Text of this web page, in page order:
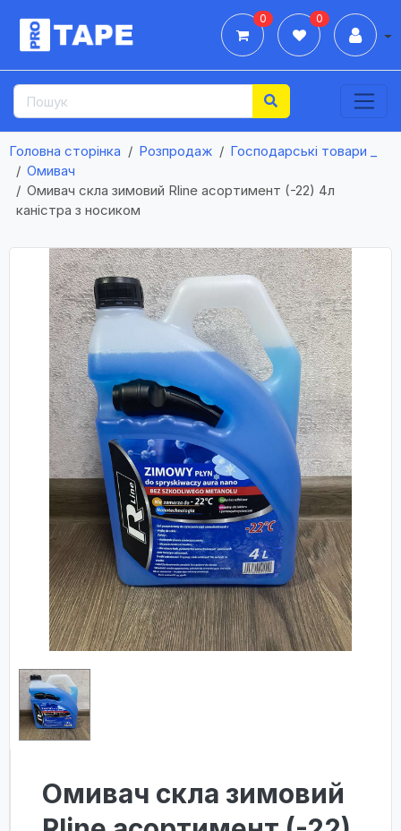
0 0
Головна сторінка Розпродаж
Господарські товари _
Омивач
Омивач скла зимовий Rline асортимент (-22) 4л
каністра з носиком
Омивач скла зимовий